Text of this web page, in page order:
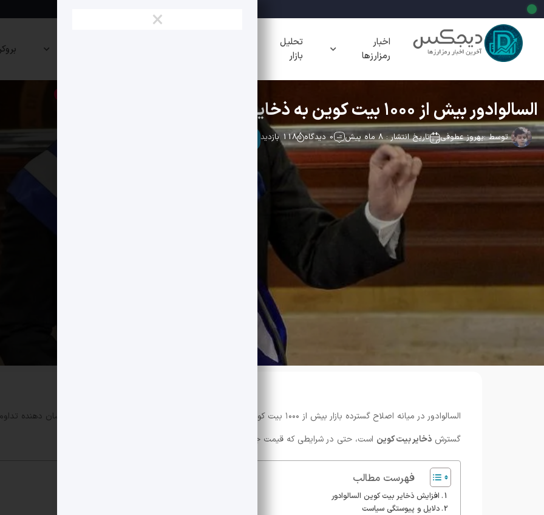
اخبار
رمزارزها
تحلیل
بازار
×
السالوادور بیش از ۱۰۰۰ بیت کوین به ذخایر بیت کوین افزود
توسط :بهروز عطوفی تاریخ انتشار : 8 ماه پیش 0 دیدگاه 118 بازدید
السالوادور در میانه اصلاح گسترده بازار بیش از ۱۰۰۰ بیت کوین به ذخایر بیت کوین ملی خود افزوده است.
گسترش ذخایر بیت کوین است، حتی در شرایطی که قیمت جهانی بیت کوین زیر ۹۰٬۰۰۰ دلار معامله می شود.
فهرست مطالب
افزایش ذخایر بیت کوین السالوادور
دلایل و پیوستگی سیاست